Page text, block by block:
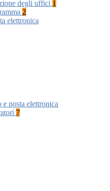
degli uffici 1
2
elettronica
e posta elettronica
7